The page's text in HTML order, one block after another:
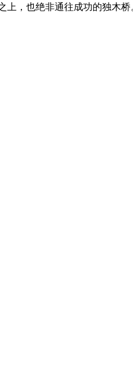
，也绝非通往成功的独木